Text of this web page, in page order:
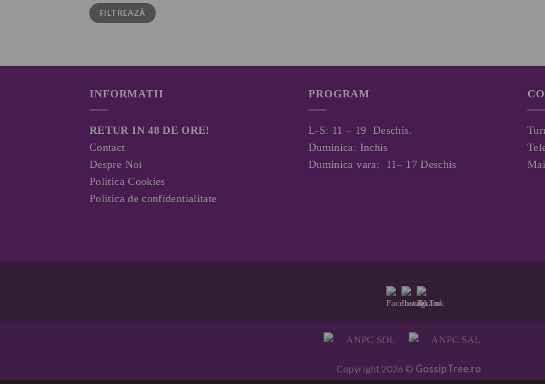
Preț
minim
Preț
maxim
FILTREAZĂ
INFORMATII
RETUR IN 48 DE ORE!
Contact
Despre Noi
Politica Cookies
Politica de confidentialitate
PROGRAM
L-S: 11 – 19 Deschis.
Duminica: Inchis
Duminica vara: 11– 17 Deschis
Copyright 2026 © GossipTree.ro